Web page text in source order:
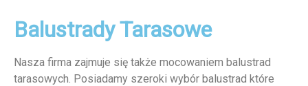
Balustrady Tarasowe
Nasza firma zajmuje się także mocowaniem balustrad
tarasowych. Posiadamy szeroki wybór balustrad które